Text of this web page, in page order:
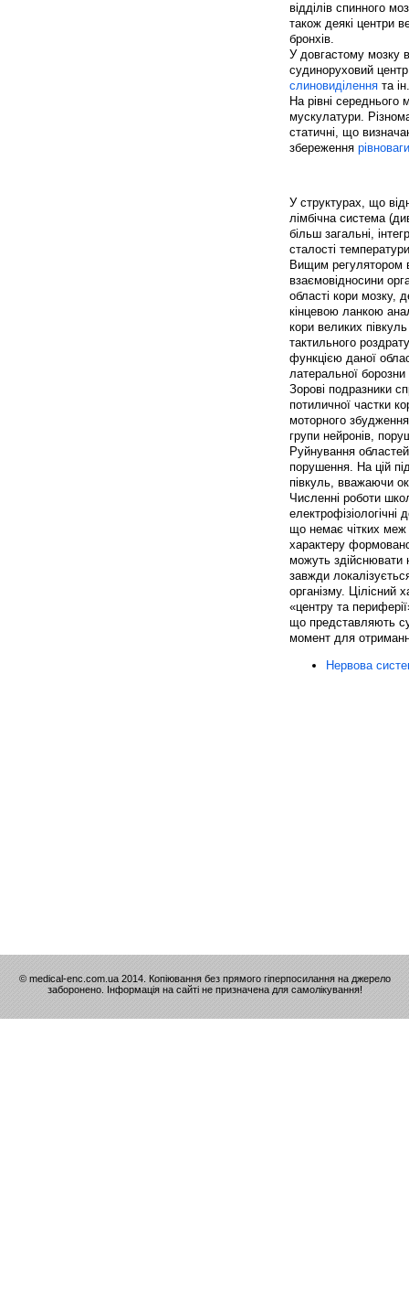
відділів спинного
також деякі центри
бронхів.
У довгастому мозку
судиноруховий
слиновиділення та ін.
На рівні середнього
мускулатури.
статичні, що
збереження рівноваги
У структурах, що
лімбічна система
більш загальні,
сталості
Вищим регулятором
взаємовідносини
області кори мозку,
кінцевою ланкою
кори великих
тактильного
функцією даної
латеральної
Зорові подразники
потиличної частки
моторного
групи нейронів,
Руйнування
порушення. На цій
півкуль, вважаючи
Численні роботи
що немає чітких меж
характеру
можуть здійснювати
завжди
організму. Цілісний
«центру та
що представляють
момент для
Нервова
© medical-enc.com.ua 2014. Копіювання без прямого гіперпосилання на джерело
заборонено. Інформація на сайті не призначена для самолікування!